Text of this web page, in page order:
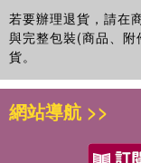
若要辦理退貨，請在
與完整包裝(商品、
貨。
網站導航 >>